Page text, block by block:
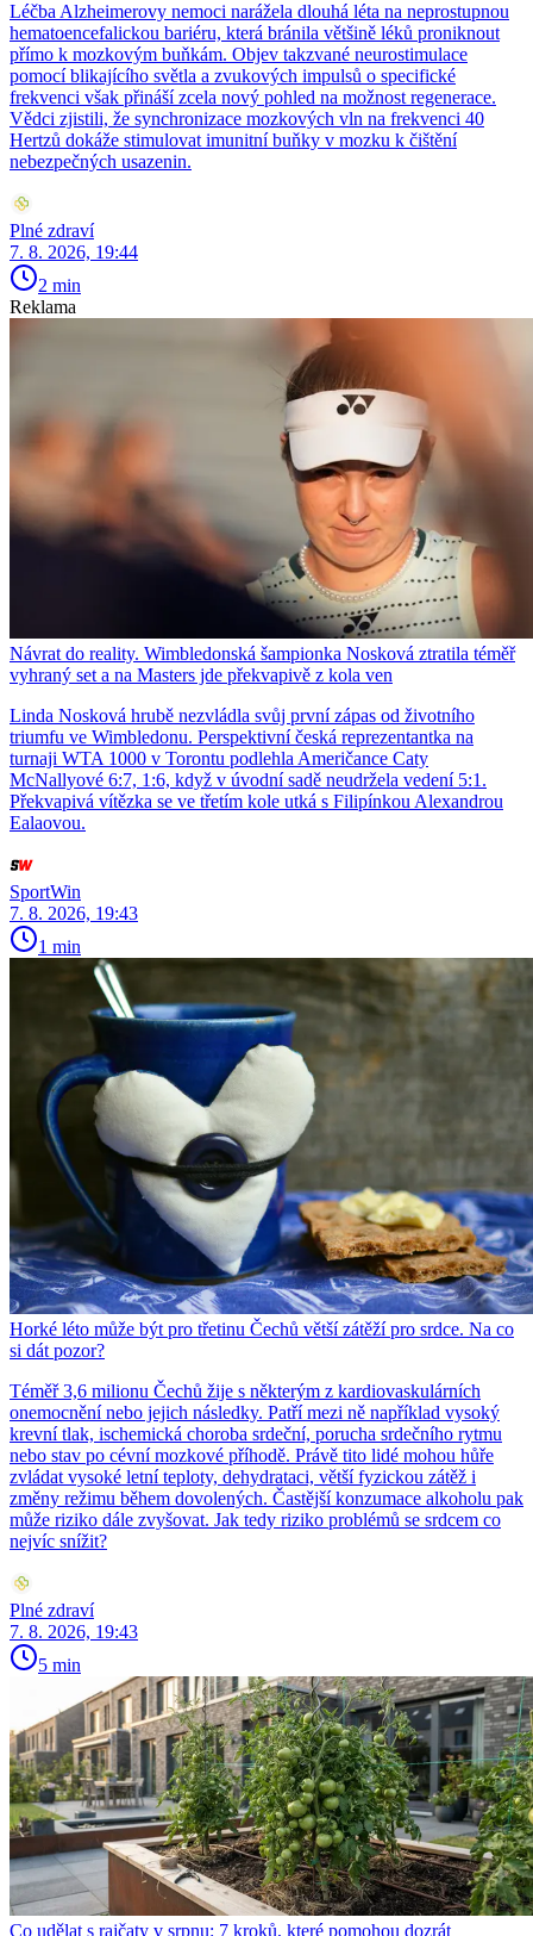
Léčba Alzheimerovy nemoci narážela dlouhá léta na neprostupnou
hematoencefalickou bariéru, která bránila většině léků proniknout
přímo k mozkovým buňkám. Objev takzvané neurostimulace
pomocí blikajícího světla a zvukových impulsů o specifické
frekvenci však přináší zcela nový pohled na možnost regenerace.
Vědci zjistili, že synchronizace mozkových vln na frekvenci 40
Hertzů dokáže stimulovat imunitní buňky v mozku k čištění
nebezpečných usazenin.
Plné zdraví
7. 8. 2026, 19:44
2 min
Reklama
Návrat do reality. Wimbledonská šampionka Nosková ztratila téměř
vyhraný set a na Masters jde překvapivě z kola ven
Linda Nosková hrubě nezvládla svůj první zápas od životního
triumfu ve Wimbledonu. Perspektivní česká reprezentantka na
turnaji WTA 1000 v Torontu podlehla Američance Caty
McNallyové 6:7, 1:6, když v úvodní sadě neudržela vedení 5:1.
Překvapivá vítězka se ve třetím kole utká s Filipínkou Alexandrou
Ealaovou.
SportWin
7. 8. 2026, 19:43
1 min
Horké léto může být pro třetinu Čechů větší zátěží pro srdce. Na co
si dát pozor?
Téměř 3,6 milionu Čechů žije s některým z kardiovaskulárních
onemocnění nebo jejich následky. Patří mezi ně například vysoký
krevní tlak, ischemická choroba srdeční, porucha srdečního rytmu
nebo stav po cévní mozkové příhodě. Právě tito lidé mohou hůře
zvládat vysoké letní teploty, dehydrataci, větší fyzickou zátěž i
změny režimu během dovolených. Častější konzumace alkoholu pak
může riziko dále zvyšovat. Jak tedy riziko problémů se srdcem co
nejvíc snížit?
Plné zdraví
7. 8. 2026, 19:43
5 min
Co udělat s rajčaty v srpnu: 7 kroků, které pomohou dozrát